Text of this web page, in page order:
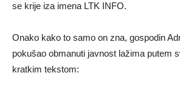
se krije iza imena LTK INFO.
Onako kako to samo on zna, gospodin
pokušao obmanuti javnost lažima putem
kratkim tekstom: